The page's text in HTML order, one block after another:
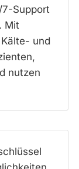
Support
Mit
und
nutzen